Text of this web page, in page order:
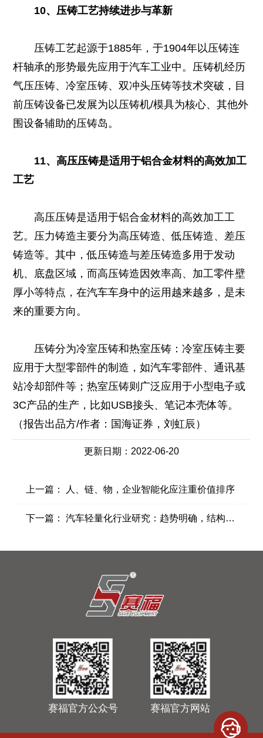
10、压铸工艺持续进步与革新
压铸工艺起源于1885年，于1904年以压铸连
杆轴承的形势最先应用于汽车工业中。压铸机经历
气压压铸、冷室压铸、双冲头压铸等技术突破，目
前压铸设备已发展为以压铸机/模具为核心、其他外
围设备辅助的压铸岛。
11、高压压铸是适用于铝合金材料的高效加工
工艺
高压压铸是适用于铝合金材料的高效加工工
艺。压力铸造主要分为高压铸造、低压铸造、差压
铸造等。其中，低压铸造与差压铸造多用于发动
机、底盘区域，而高压铸造因效率高、加工零件壁
厚小等特点，在汽车车身中的运用越来越多，是未
来的重要方向。
压铸分为冷室压铸和热室压铸：冷室压铸主要
应用于大型零部件的制造，如汽车零部件、通讯基
站冷却部件等；热室压铸则广泛应用于小型电子或
3C产品的生产，比如USB接头、笔记本壳体等。
（报告出品方/作者：国海证券，刘虹辰）
更新日期：2022-06-20
上一篇： 人、链、物，企业智能化应注重价值排序
下一篇：汽车轻量化行业研究：趋势明确，结构件一体压铸推动制造革命
赛福官方公众号 赛福官方网站